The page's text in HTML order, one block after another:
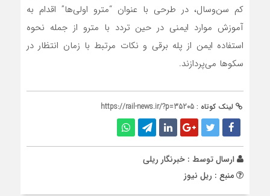
کم سن‌وسال، در طرحی با عنوان “مترو اولی‌ها” اقدام به
آموزش موارد ایمنی در حین تردد با مترو از جمله نحوه
استفاده ایمن از پله برقی و نکات مرتبط با زمان انتظار در
سکوها می‌پردازند.
لینک کوتاه : https://rail-news.ir/?p=35205
ارسال توسط : خبرنگار ریلی
منبع : ریل نیوز